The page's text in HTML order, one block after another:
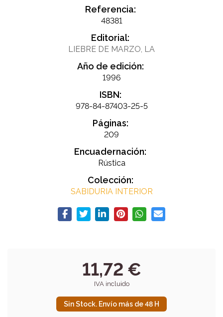
Referencia:
48381
Editorial:
LIEBRE DE MARZO, LA
Año de edición:
1996
ISBN:
978-84-87403-25-5
Páginas:
209
Encuadernación:
Rústica
Colección:
SABIDURIA INTERIOR
11,72 €
IVA incluido
Sin Stock. Envío más de 48 H